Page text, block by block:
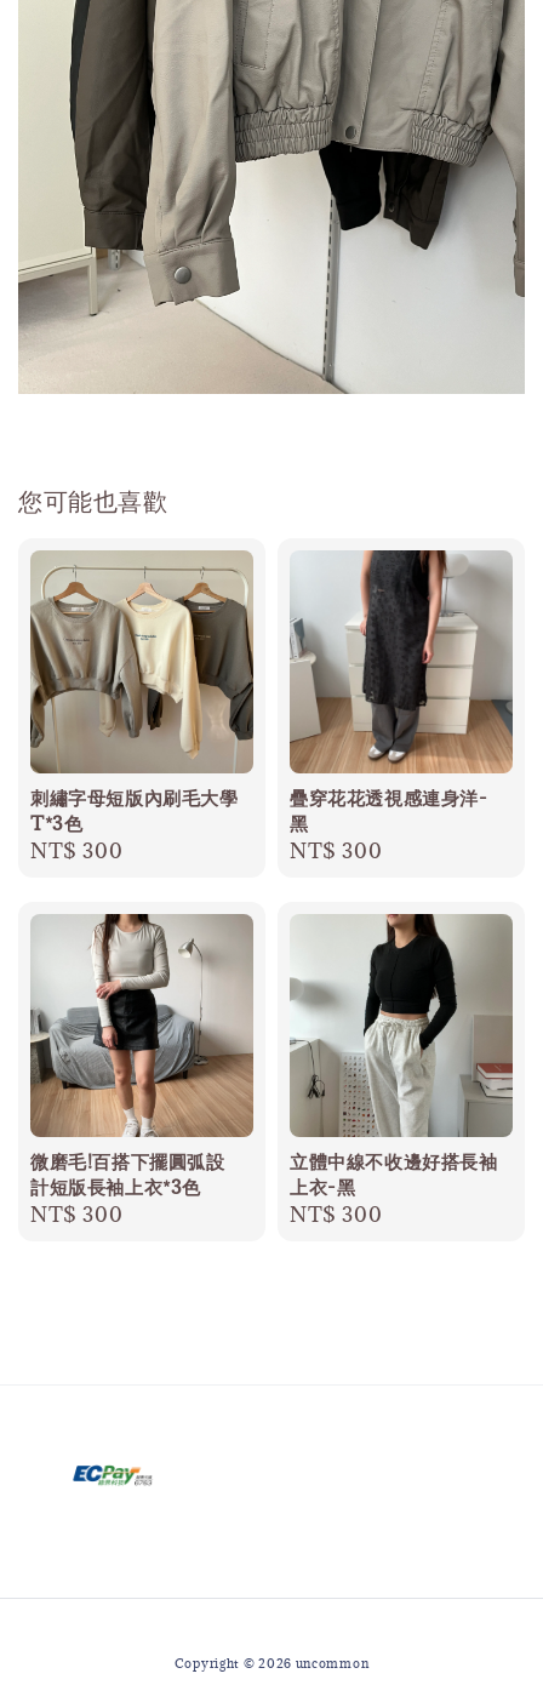
您可能也喜歡
刺繡字母短版內刷毛大學
T*3色
Regular
NT$ 300
疊穿花花透視感連身洋-
黑
Regular
NT$ 300
微磨毛!百搭下擺圓弧設
計短版長袖上衣*3色
Regular
NT$ 300
立體中線不收邊好搭長袖
上衣-黑
Regular
NT$ 300
Copyright © 2026 uncommon